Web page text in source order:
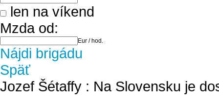
len na víkend
Mzda od:
Eur / hod.
Nájdi brigádu
Späť
Jozef Šétaffy : Na Slovensku je